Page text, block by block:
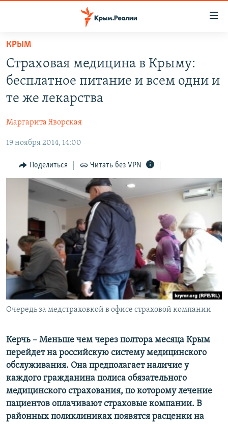
Вернуться
основному
содержанию
главной
навигации
Вернутся
поиску
СПЕЦПРОЕКТЫ
11 ЛЕТ ОККУПАЦИИ КРЫМА. 11 ИСТОРИЙ СОПРОТИВЛЕНИЯ
ЕЩЕ
ИНТЕРАКТИВ
ИНФОГРАФИКА
ТЕЛЕПРОЕКТ КРЫМ.РЕАЛИИ
СОВЕТЫ ПРАВОЗАЩИТНИКОВ
ПРОПАВШИЕ БЕЗ ВЕСТИ
ПОБЕДИТЕЛЕЙ НЕ СУДЯТ?
КРЫМ.НЕПОКОРЕННЫЙ
ELIFBE
УКРАИНСКАЯ ПРОБЛЕМА КРЫМА
РАДІО СВОБОДА
КАК ОБОЙТИ БЛОКИРОВКУ
Українською
ПРИСОЕДИНЯЙТЕСЬ!
Все сайты RFE/RL
КРЫМ
Страховая медицина в Крыму:
бесплатное питание и всем одни и
те же лекарства
Маргарита Яворская
19 ноября 2014, 14:00
Поделиться Читать без VPN
Очередь за медстраховкой в офисе страховой компании
Керчь – Меньше чем через полтора месяца Крым
перейдет на российскую систему медицинского
обслуживания. Она предполагает наличие у
каждого гражданина полиса обязательного
медицинского страхования, по которому лечение
пациентов оплачивают страховые компании. В
районных поликлиниках появятся расценки на